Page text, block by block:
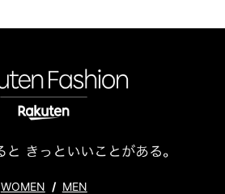
WOMEN / MEN